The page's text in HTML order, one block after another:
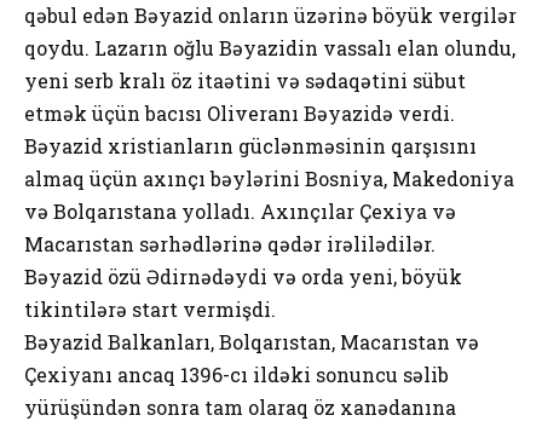
qəbul edən Bəyazid onların üzərinə böyük vergilər
qoydu. Lazarın oğlu Bəyazidin vassalı elan olundu,
yeni serb kralı öz itaətini və sədaqətini sübut
etmək üçün bacısı Oliveranı Bəyazidə verdi.
Bəyazid xristianların güclənməsinin qarşısını
almaq üçün axınçı bəylərini Bosniya, Makedoniya
və Bolqarıstana yolladı. Axınçılar Çexiya və
Macarıstan sərhədlərinə qədər irəlilədilər.
Bəyazid özü Ədirnədəydi və orda yeni, böyük
tikintilərə start vermişdi.
Bəyazid Balkanları, Bolqarıstan, Macarıstan və
Çexiyanı ancaq 1396-cı ildəki sonuncu səlib
yürüşündən sonra tam olaraq öz xanədanına